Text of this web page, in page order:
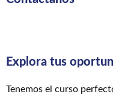
Explora tus
Tenemos el curso